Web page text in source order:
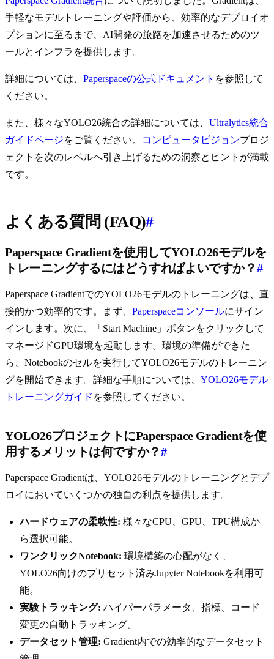
手軽なモデルトレーニングや評価から、効率的なデプロイオ
プションに至るまで、AI開発の旅路を加速させるためのツ
ールとインフラを提供します。
詳細については、 Paperspaceの公式ドキュメント を参照して
ください。
また、様々なYOLO26統合の詳細については、 Ultralytics統合
ガイドページをご覧ください。 コンピュータビジョンプロジ
ェクトを次のレベルへ引き上げるための洞察とヒントが満載
です。
よくある質問 (FAQ)#
Paperspace Gradientを使用してYOLO26モデルを
トレーニングするにはどうすればよいですか？#
Paperspace GradientでのYOLO26モデルのトレーニングは、直
接的かつ効率的です。まず、 Paperspaceコンソールにサイン
インします。次に、「Start Machine」ボタンをクリックして
マネージドGPU環境を起動します。環境の準備ができた
ら、Notebookのセルを実行してYOLO26モデルのトレーニン
グを開始できます。詳細な手順については、 YOLO26モデル
トレーニングガイド を参照してください。
YOLO26プロジェクトにPaperspace Gradientを使
用するメリットは何ですか？#
Paperspace Gradientは、YOLO26モデルのトレーニングとデプ
ロイにおいていくつかの独自の利点を提供します。
ハードウェアの柔軟性: 様々なCPU、GPU、TPU構成か
ら選択可能。
ワンクリックNotebook: 環境構築の心配がなく、
YOLO26向けのプリセット済みJupyter Notebookを利用可
能。
実験トラッキング: ハイパーパラメータ、指標、コード
変更の自動トラッキング。
データセット管理: Gradient内での効率的なデータセット